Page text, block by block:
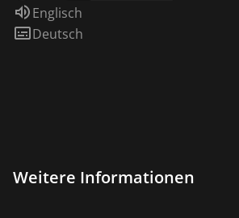
Sprache:
Englisch
Untertitel:
Deutsch
Weitere Informationen